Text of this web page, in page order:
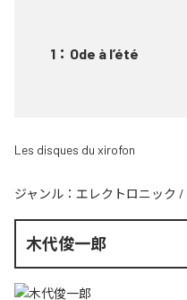
1 ： Ode à l’été
Les disques du xirofon
ジャンル： エレクトロニック /
木代俊一郎